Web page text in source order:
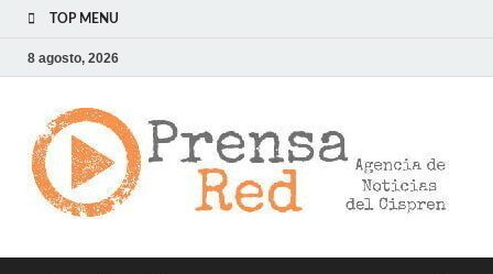
TOP MENU
8 agosto, 2026